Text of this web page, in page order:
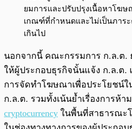
ยมการและปรับปรุงเนื้อหาโฆ
เกณฑ์ที่กำหนดและไม่เป็นภาร
เกินไป
นอกจากนี้ คณะกรรมการ ก.ล.ต.
ให้ผู้ประกอบธุรกิจนั้นแจ้ง ก.ล.ต.
การจัดทำโฆษณาเพื่อประโยชน์ใ
ก.ล.ต. รวมทั้งเน้นย้ำเรื่องการห้
cryptocurrency ในพื้นที่สาธารณะ